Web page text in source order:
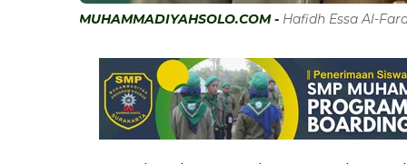
MUHAMMADIYAHSOLO.COM - Hafidh Essa Al-